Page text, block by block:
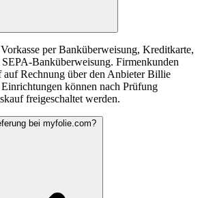
per Banküberweisung, Kreditkarte,
Banküberweisung. Firmenkunden
auf Rechnung über den Anbieter Billie
können nach Prüfung
freigeschaltet werden.
bei myfolie.com?